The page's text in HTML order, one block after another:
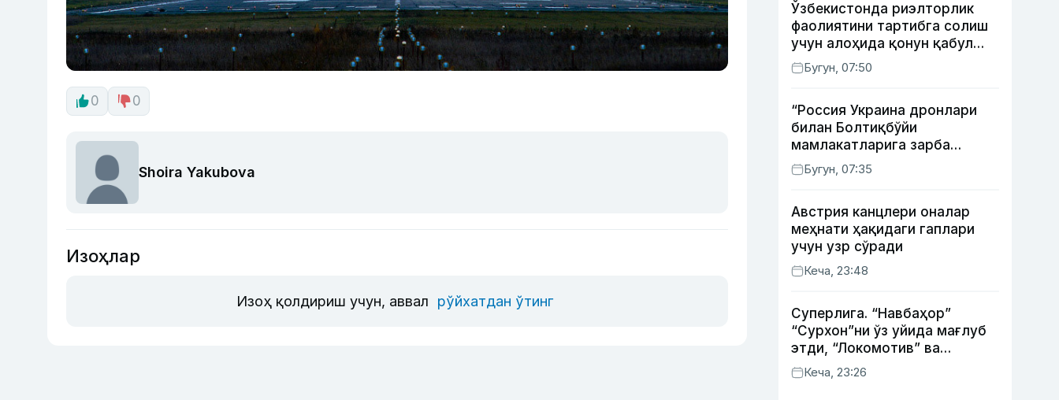
0 0
Shoira Yakubova
Изоҳлар
Изоҳ қолдириш учун, аввал рўйхатдан ўтинг
Ўзбекистонда риэлторлик
фаолиятини тартибга солиш
учун алоҳида қонун қабул
қилинди
Бугун, 07:50
“Россия Украина дронлари
билан Болтиқбўйи
мамлакатларига зарба
бермоқчи” — Литва мудофаа
вазири
Бугун, 07:35
Австрия канцлери оналар
меҳнати ҳақидаги гаплари
учун узр сўради
Кеча, 23:48
Суперлига. “Навбаҳор”
“Сурхон”ни ўз уйида мағлуб
этди, “Локомотив” ва
“Хоразм” уйда ғалаба
қозонди
Кеча, 23:26